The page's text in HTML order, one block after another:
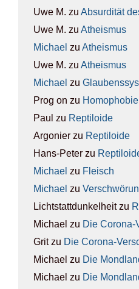
Uwe M. zu Absur­di­tät
Uwe M. zu Athe­is­mus
Michael zu Athe­is­mus
Uwe M. zu Athe­is­mus
Michael zu
Prog on zu Homo­pho­bie
Paul zu Rep­ti­lo­ide
Argonier zu Rep­ti­lo­ide
Hans-Peter zu
Michael zu Fleisch
Michael zu
Lichtstattdunkelheitzu
Michael zu Die Coro­na-
Gritzu Die Coro­na-
Michael zu Die
Michael zu Die